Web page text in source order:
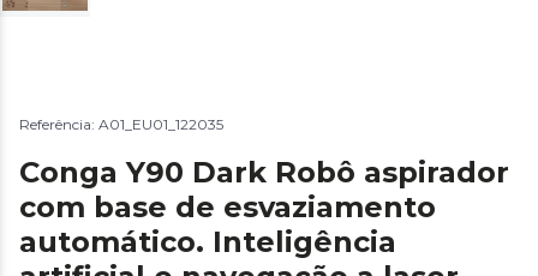
Referência: A01_EU01_122035
Conga Y90 Dark Robô aspirador
com base de esvaziamento
automático. Inteligência